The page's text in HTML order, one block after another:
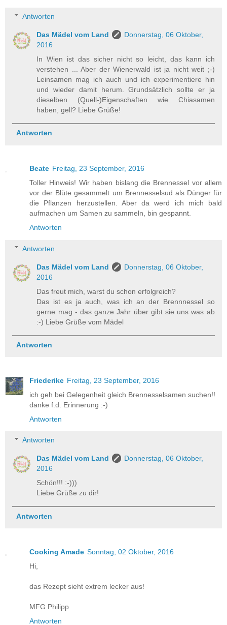
Antworten
Das Mädel vom Land
Donnerstag, 06 Oktober,
2016
In Wien ist das sicher nicht so leicht, das kann ich
verstehen ... Aber der Wienerwald ist ja nicht weit ;-)
Leinsamen mag ich auch und ich experimentiere hin
und wieder damit herum. Grundsätzlich sollte er ja
dieselben (Quell-)Eigenschaften wie Chiasamen
haben, gell? Liebe Grüße!
Antworten
Beate Freitag, 23 September, 2016
Toller Hinweis! Wir haben bislang die Brennessel vor allem
vor der Blüte gesammelt um Brennesselsud als Dünger für
die Pflanzen herzustellen. Aber da werd ich mich bald
aufmachen um Samen zu sammeln, bin gespannt.
Antworten
Antworten
Das Mädel vom Land
Donnerstag, 06 Oktober,
2016
Das freut mich, warst du schon erfolgreich?
Das ist es ja auch, was ich an der Brennnessel so
gerne mag - das ganze Jahr über gibt sie uns was ab
:-) Liebe Grüße vom Mädel
Antworten
Friederike Freitag, 23 September, 2016
ich geh bei Gelegenheit gleich Brennesselsamen suchen!!
danke f.d. Erinnerung :-)
Antworten
Antworten
Das Mädel vom Land
Donnerstag, 06 Oktober,
2016
Schön!!! :-)))
Liebe Grüße zu dir!
Antworten
Cooking Amade Sonntag, 02 Oktober, 2016
Hi,
das Rezept sieht extrem lecker aus!
MFG Philipp
Antworten